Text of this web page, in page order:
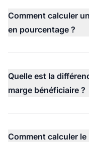
Comment calculer
en pourcentage ?
Quelle est la
marge bénéficiaire ?
Comment calculer